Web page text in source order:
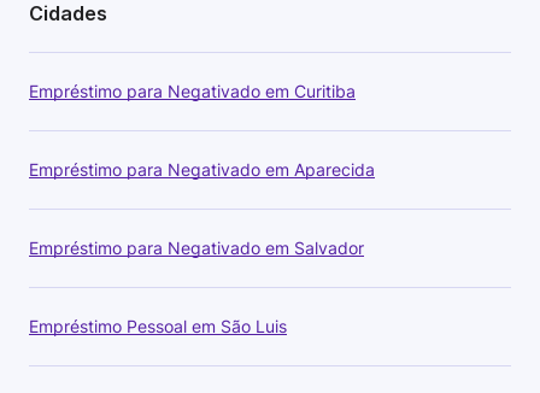
Cidades
Empréstimo para Negativado em Curitiba
Empréstimo para Negativado em Aparecida
Empréstimo para Negativado em Salvador
Empréstimo Pessoal em São Luis